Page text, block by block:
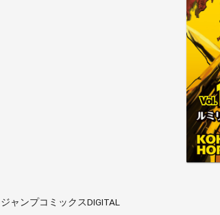
ジャンプコミックスDIGITAL